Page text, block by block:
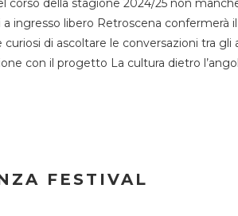
corso della stagione 2024/25 non
ingresso libero Retroscena
di ascoltare le conversazioni tra
con il progetto La cultura dietro
FESTIVAL